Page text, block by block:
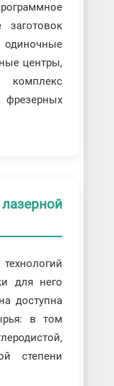
заготовок
центры,
фрезерных
для него
доступна
в том
степени